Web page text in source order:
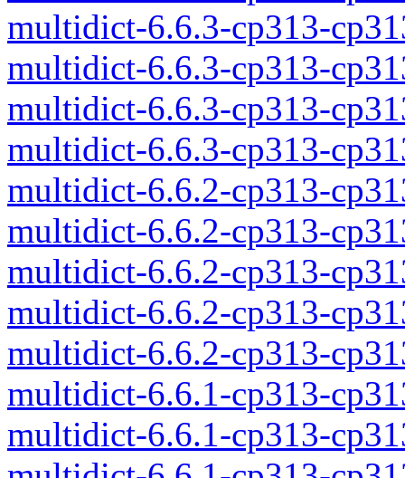
multidict-6.6.3-cp313-
multidict-6.6.3-cp313-
multidict-6.6.3-cp313-
multidict-6.6.3-cp313-
multidict-6.6.2-cp313-
multidict-6.6.2-cp313-
multidict-6.6.2-cp313-
multidict-6.6.2-cp313-
multidict-6.6.2-cp313-
multidict-6.6.1-cp313-
multidict-6.6.1-cp313-